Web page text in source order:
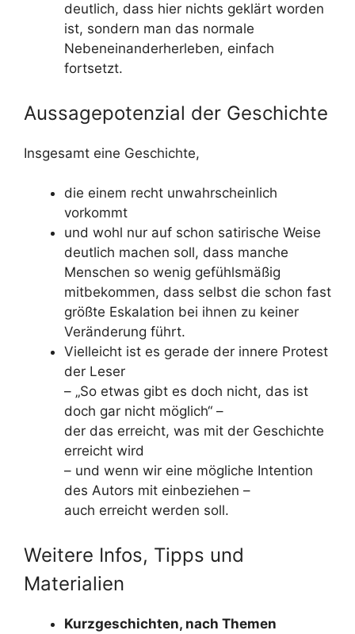
deutlich, dass hier nichts geklärt worden
ist, sondern man das normale
Nebeneinanderherleben, einfach
fortsetzt.
Aussagepotenzial der Geschichte
Insgesamt eine Geschichte,
die einem recht unwahrscheinlich
vorkommt
und wohl nur auf schon satirische Weise
deutlich machen soll, dass manche
Menschen so wenig gefühlsmäßig
mitbekommen, dass selbst die schon fast
größte Eskalation bei ihnen zu keiner
Veränderung führt.
Vielleicht ist es gerade der innere Protest
der Leser
– „So etwas gibt es doch nicht, das ist
doch gar nicht möglich“ –
der das erreicht, was mit der Geschichte
erreicht wird
– und wenn wir eine mögliche Intention
des Autors mit einbeziehen –
auch erreicht werden soll.
Weitere Infos, Tipps und
Materialien
Kurzgeschichten, nach Themen